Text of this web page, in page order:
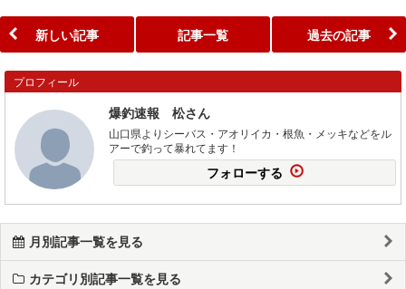
新しい記事 記事一覧 過去の記事
プロフィール
爆釣速報 松さん
山口県よりシーバス・アオリイカ・根魚・メッキなどをル
アーで釣って暴れてます！
フォローする
月別記事一覧を見る
カテゴリ別記事一覧を見る